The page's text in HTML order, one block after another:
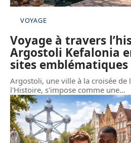
VOYAGE
Voyage à travers
Argostoli Kefalonia
sites emblématiques
Argostoli, une ville à la croisée de
l'Histoire, s'impose comme une…